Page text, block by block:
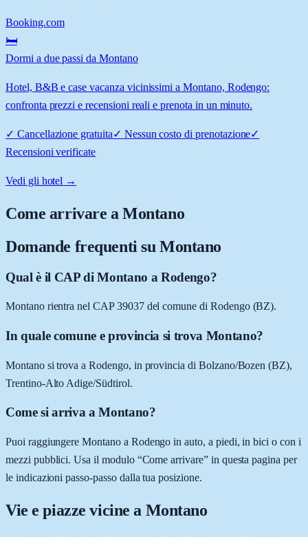
Booking.com
🛏️
Dormi a due passi da Montano
Hotel, B&B e case vacanza vicinissimi a Montano, Rodengo:
confronta prezzi e recensioni reali e prenota in un minuto.
✓ Cancellazione gratuita✓ Nessun costo di prenotazione✓
Recensioni verificate
Vedi gli hotel →
Come arrivare aMontano
Domande frequenti su Montano
Qual è il CAP di Montano a Rodengo?
Montano rientra nel CAP 39037 del comune di Rodengo (BZ).
In quale comune e provincia si trova Montano?
Montano si trova a Rodengo, in provincia di Bolzano/Bozen (BZ),
Trentino-Alto Adige/Südtirol.
Come si arriva a Montano?
Puoi raggiungere Montano a Rodengo in auto, a piedi, in bici o con i
mezzi pubblici. Usa il modulo “Come arrivare” in questa pagina per
le indicazioni passo-passo dalla tua posizione.
Vie e piazze vicine a Montano